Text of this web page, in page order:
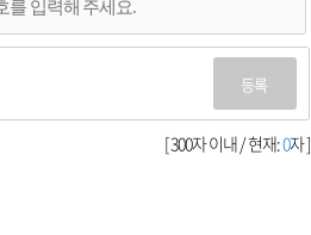
등록
[ 300자 이내 / 현재:0자 ]